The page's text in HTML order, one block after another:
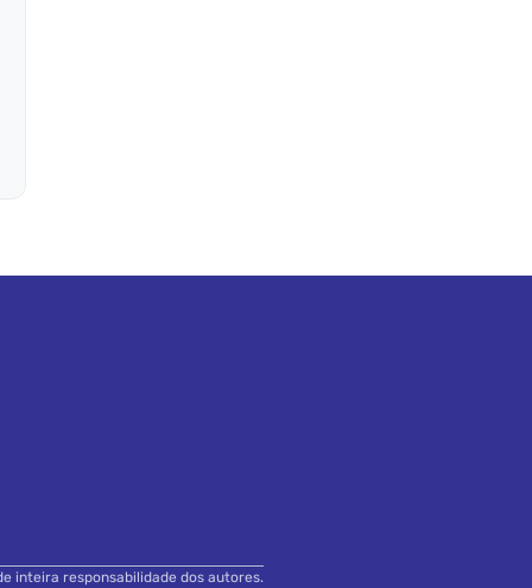
inteira responsabilidade dos autores.